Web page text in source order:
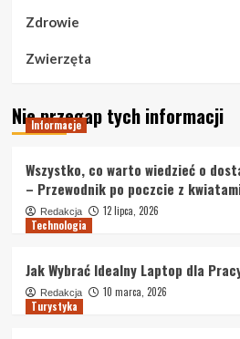
Zdrowie
Zwierzęta
Nie przegap tych informacji
Informacje
Wszystko, co warto wiedzieć o
– Przewodnik po poczcie z
Redakcja
12 lipca, 2026
Technologia
Jak Wybrać Idealny Laptop dla
Redakcja
10 marca, 2026
Turystyka